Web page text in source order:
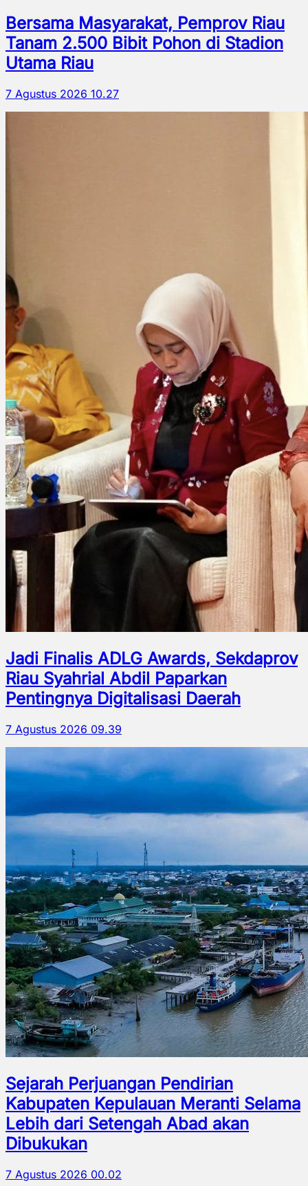
Bersama Masyarakat, Pemprov Riau
Tanam 2.500 Bibit Pohon di Stadion
Utama Riau
7 Agustus 2026 10.27
Jadi Finalis ADLG Awards, Sekdaprov
Riau Syahrial Abdil Paparkan
Pentingnya Digitalisasi Daerah
7 Agustus 2026 09.39
Sejarah Perjuangan Pendirian
Kabupaten Kepulauan Meranti Selama
Lebih dari Setengah Abad akan
Dibukukan
7 Agustus 2026 00.02